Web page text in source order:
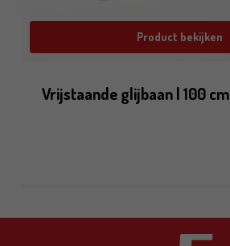
Product bekijken
Vrijstaande glijbaan | 100 cm